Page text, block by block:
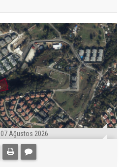
07 Ağustos 2026